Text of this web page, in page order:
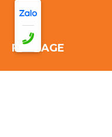
FANPAGE